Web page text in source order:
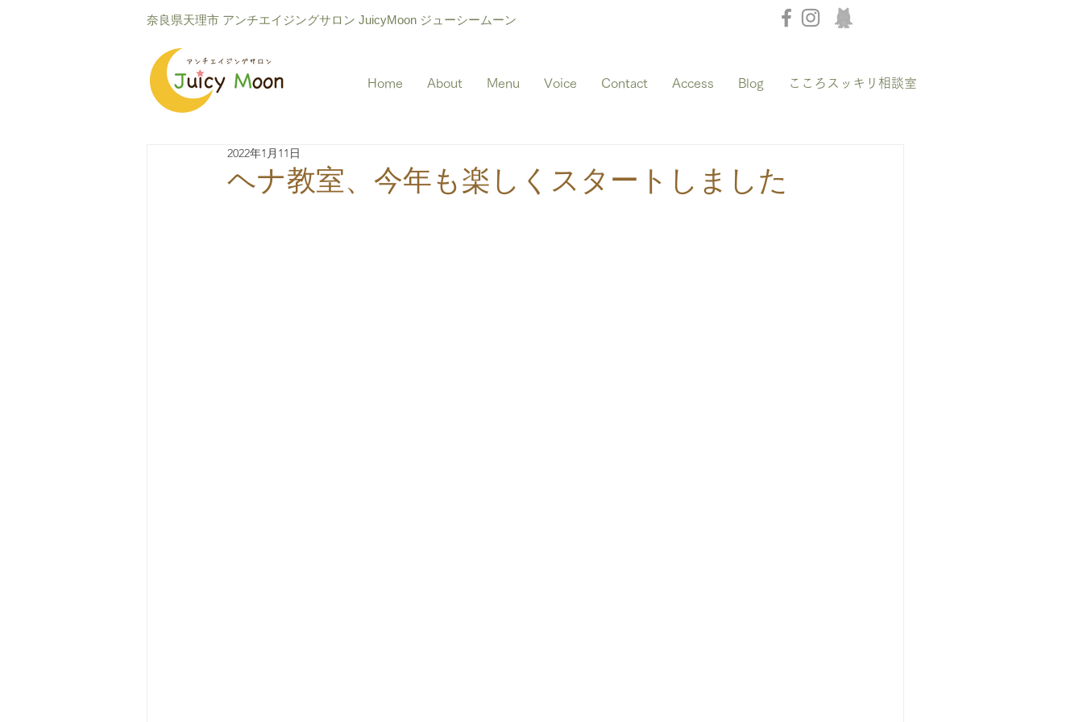
​奈良県天理市 アンチエイジングサロン JuicyMoon ジューシームーン
Home About Menu Voice Contact Access Blog こころスッキリ相談室
ヘナ教室、今年も楽しくスタートしました
2022年1月11日